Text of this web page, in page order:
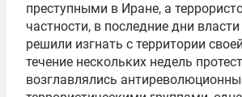
преступными в Иране, а
частности, в последние дни
решили изгнать с территории
течение нескольких недель
возглавлялись